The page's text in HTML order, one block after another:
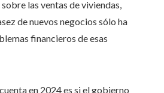
las ventas de viviendas,
de nuevos negocios sólo ha
financieros de esas
en 2024 es si el gobierno